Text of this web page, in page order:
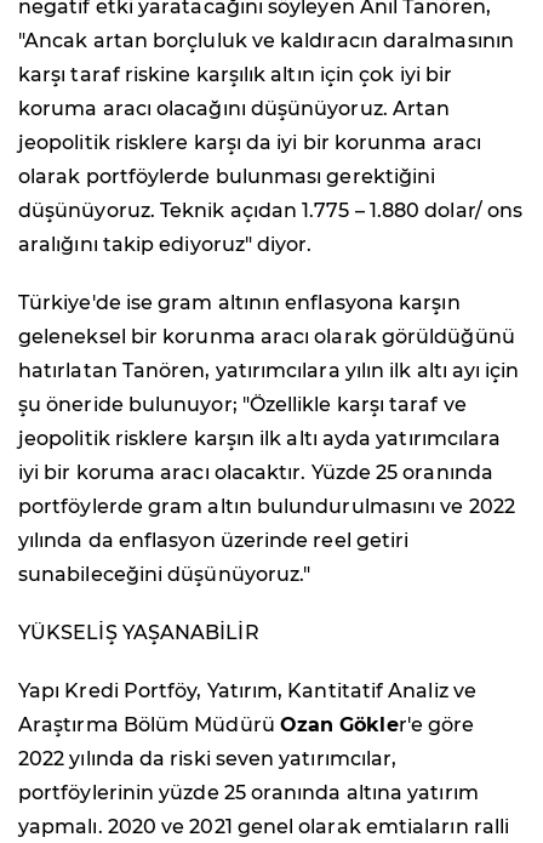
negatif etki yaratacağını söyleyen Anıl Tanören,
"Ancak artan borçluluk ve kaldıracın daralmasının
karşı taraf riskine karşılık altın için çok iyi bir
koruma aracı olacağını düşünüyoruz. Artan
jeopolitik risklere karşı da iyi bir korunma aracı
olarak portföylerde bulunması gerektiğini
düşünüyoruz. Teknik açıdan 1.775 – 1.880 dolar/ ons
aralığını takip ediyoruz" diyor.
Türkiye'de ise gram altının enflasyona karşın
geleneksel bir korunma aracı olarak görüldüğünü
hatırlatan Tanören, yatırımcılara yılın ilk altı ayı için
şu öneride bulunuyor; "Özellikle karşı taraf ve
jeopolitik risklere karşın ilk altı ayda yatırımcılara
iyi bir koruma aracı olacaktır. Yüzde 25 oranında
portföylerde gram altın bulundurulmasını ve 2022
yılında da enflasyon üzerinde reel getiri
sunabileceğini düşünüyoruz."
YÜKSELİŞ YAŞANABİLİR
Yapı Kredi Portföy, Yatırım, Kantitatif Analiz ve
Araştırma Bölüm Müdürü Ozan Gökler'e göre
2022 yılında da riski seven yatırımcılar,
portföylerinin yüzde 25 oranında altına yatırım
yapmalı. 2020 ve 2021 genel olarak emtiaların ralli